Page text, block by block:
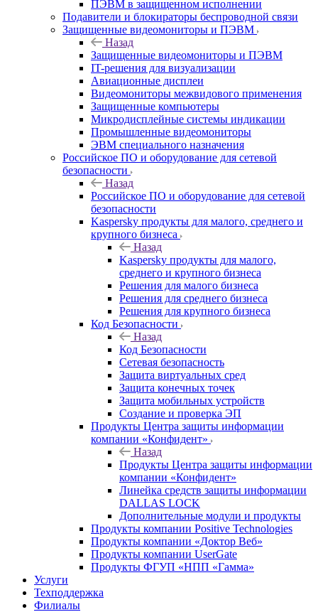
ПЭВМ в защищенном исполнении
Подавители и блокираторы беспроводной связи
Защищенные видеомониторы и ПЭВМ
Назад
Защищенные видеомониторы и ПЭВМ
IT-решения для визуализации
Авиационные дисплеи
Видеомониторы межвидового применения
Защищенные компьютеры
Микродисплейные системы индикации
Промышленные видеомониторы
ЭВМ специального назначения
Российское ПО и оборудование для сетевой
безопасности
Назад
Российское ПО и оборудование для сетевой
безопасности
Kaspersky продукты для малого, среднего и
крупного бизнеса
Назад
Kaspersky продукты для малого,
среднего и крупного бизнеса
Решения для малого бизнеса
Решения для среднего бизнеса
Решения для крупного бизнеса
Код Безопасности
Назад
Код Безопасности
Сетевая безопасность
Защита виртуальных сред
Защита конечных точек
Защита мобильных устройств
Создание и проверка ЭП
Продукты Центра защиты информации
компании «Конфидент»
Назад
Продукты Центра защиты информации
компании «Конфидент»
Линейка средств защиты информации
DALLAS LOCK
Дополнительные модули и продукты
Продукты компании Positive Technologies
Продукты компании «Доктор Веб»
Продукты компании UserGate
Продукты ФГУП «НПП «Гамма»
Услуги
Техподдержка
Филиалы